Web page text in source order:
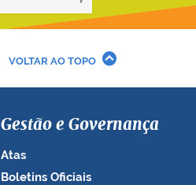
VOLTAR AO TOPO
Gestão e Governança
Atas
Boletins Oficiais